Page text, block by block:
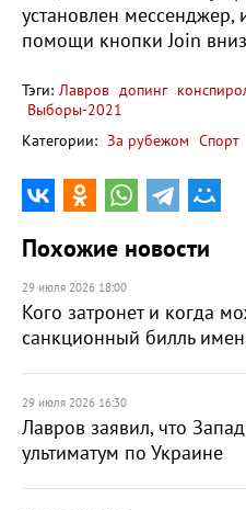
установлен мессенджер,
помощи кнопки Join
Тэги: Лавров допинг
Выборы-2021
Категории: За рубежом Спорт
Похожие новости
29 июля 2026 18:00
Кого затронет и когда
санкционный билль
29 июля 2026 16:30
Лавров заявил, что
ультиматум по Украине